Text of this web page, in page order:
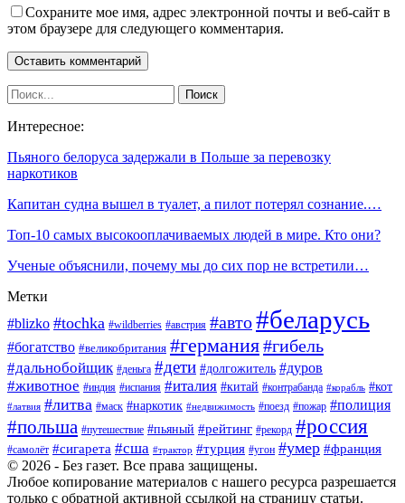
Сохраните мое имя, адрес электронной почты и веб-сайт в
этом браузере для следующего комментария.
Интересное:
Пьяного белоруса задержали в Польше за перевозку
наркотиков
Капитан судна вышел в туалет, а пилот потерял сознание.…
Топ-10 самых высокооплачиваемых людей в мире. Кто они?
Ученые объяснили, почему мы до сих пор не встретили…
Метки
#blizko #tochka #wildberries #австрия #авто#беларусь
#богатство #великобритания #германия#гибель
#дальнобойщик #деньга #дети #долгожитель #дуров
#животное #индия #испания #италия #китай #контрабанда #корабль #кот
#латвия #литва #маск #наркотик #недвижимость #поезд #пожар #полиция
#польша #путешествие #пьяный #рейтинг #рекорд #россия
#самолёт #сигарета #сша #трактор #турция #угон #умер #франция
© 2026 - Без газет. Все права защищены.
Любое копирование материалов с нашего ресурса разрешается
только с обратной активной ссылкой на страницу статьи.